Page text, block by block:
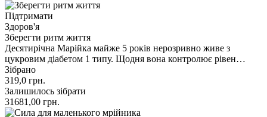
Підтримати
Здоров'я
Зберегти ритм життя
Десятирічна Марійка майже 5 років нерозривно живе з
цукровим діабетом 1 типу. Щодня вона контролює рівен…
Зібрано
319,0 грн.
Залишилось зібрати
31681,00 грн.